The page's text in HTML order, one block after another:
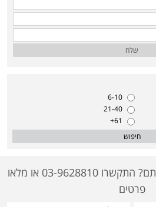
שלח
6-10
21-40
61+
חיפוש
לא מצאתם את מה שרציתם? התקשרו 03-9628810 או מלאו
פרטים